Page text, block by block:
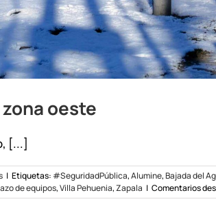
oeste
[...]
| Etiquetas: #SeguridadPública,Alumine,Bajada del
de equipos,Villa Pehuenia,Zapala | Comentarios